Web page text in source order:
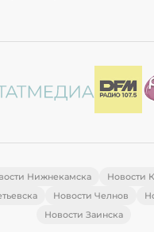
Нижнекамска
Новости
Новости Челнов
Новости Заинска